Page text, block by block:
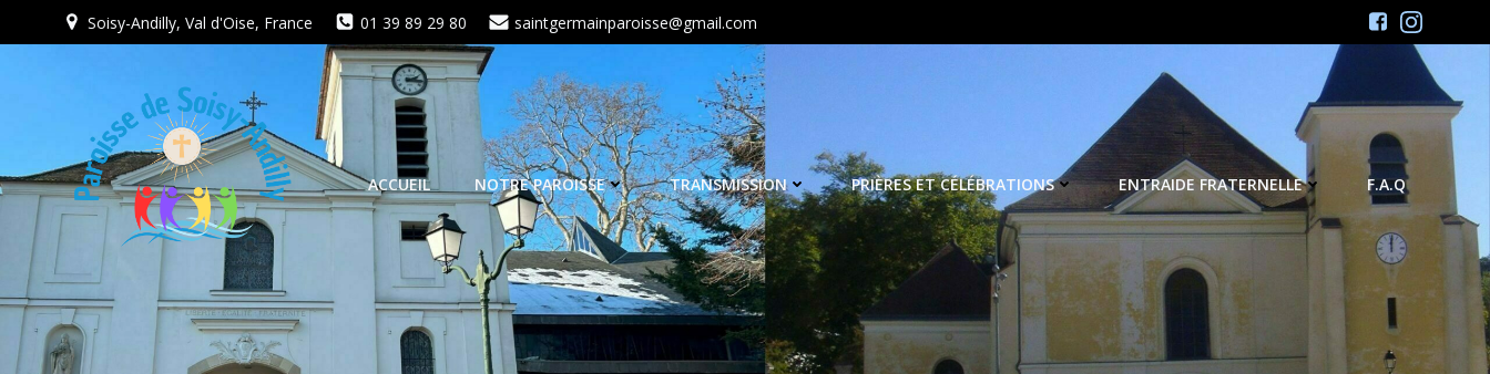
au
Soisy-Andilly, Val d'Oise, France 01 39 89 29 80 saintgermainparoisse@gmail.com
ACCUEIL NOTRE PAROISSE TRANSMISSION PRIÈRES ET CÉLÉBRATIONS ENTRAIDE FRATERNELLE F.A.Q